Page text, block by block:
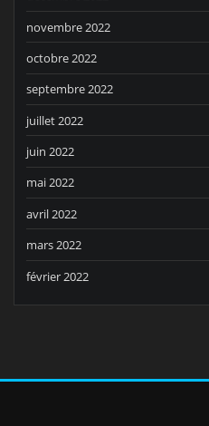
novembre 2022
octobre 2022
septembre 2022
juillet 2022
juin 2022
mai 2022
avril 2022
mars 2022
février 2022